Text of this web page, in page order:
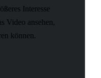
Interesse
Video ansehen,
können.